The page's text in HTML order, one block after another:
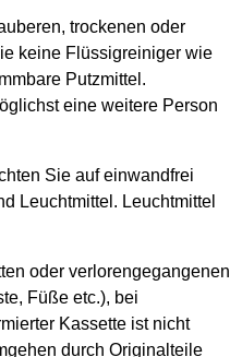
trockenen oder
keine Flüssigreiniger wie
Putzmittel.
eine weitere Person
Sie auf einwandfrei
Leuchtmittel. Leuchtmittel
oder verlorengegangenen
Füße etc.), bei
Kassette ist nicht
durch Originalteile